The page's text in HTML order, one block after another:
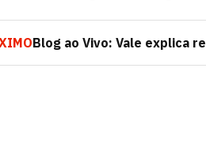
Blog ao Vivo: Vale explica